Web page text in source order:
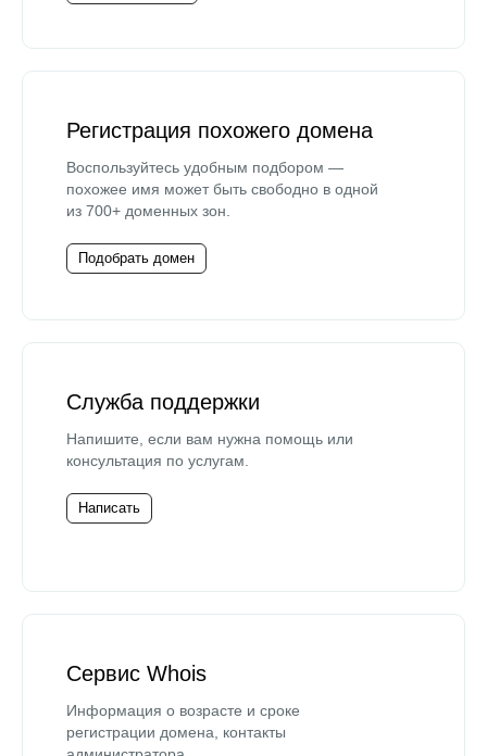
Регистрация похожего домена
Воспользуйтесь удобным подбором —
похожее имя может быть свободно в одной
из 700+ доменных зон.
Подобрать домен
Служба поддержки
Напишите, если вам нужна помощь или
консультация по услугам.
Написать
Сервис Whois
Информация о возрасте и сроке
регистрации домена, контакты